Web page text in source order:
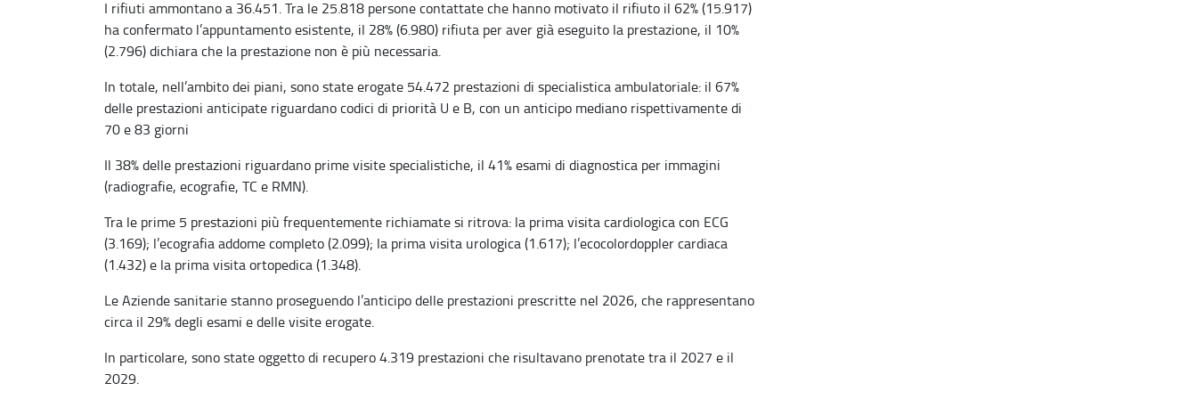
I rifiuti ammontano a 36.451. Tra le 25.818 persone contattate che hanno motivato il rifiuto il 62% (15.917)
ha confermato l’appuntamento esistente, il 28% (6.980) rifiuta per aver già eseguito la prestazione, il 10%
(2.796) dichiara che la prestazione non è più necessaria.
In totale, nell’ambito dei piani, sono state erogate 54.472 prestazioni di specialistica ambulatoriale: il 67%
delle prestazioni anticipate riguardano codici di priorità U e B, con un anticipo mediano rispettivamente di
70 e 83 giorni
Il 38% delle prestazioni riguardano prime visite specialistiche, il 41% esami di diagnostica per immagini
(radiografie, ecografie, TC e RMN).
Tra le prime 5 prestazioni più frequentemente richiamate si ritrova: la prima visita cardiologica con ECG
(3.169); l’ecografia addome completo (2.099); la prima visita urologica (1.617); l’ecocolordoppler cardiaca
(1.432) e la prima visita ortopedica (1.348).
Le Aziende sanitarie stanno proseguendo l’anticipo delle prestazioni prescritte nel 2026, che rappresentano
circa il 29% degli esami e delle visite erogate.
In particolare, sono state oggetto di recupero 4.319 prestazioni che risultavano prenotate tra il 2027 e il
2029.